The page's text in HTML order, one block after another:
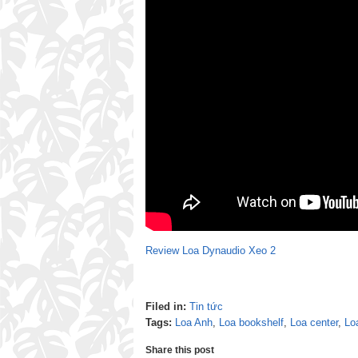
Review Loa Dynaudio Xeo 2
Filed in: Tin tức
Tags: Loa Anh Loa bookshelf Loa center,
Share this post